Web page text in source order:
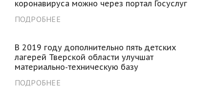
коронавируса можно через портал Госуслуг
ПОДРОБНЕЕ
В 2019 году дополнительно пять детских
лагерей Тверской области улучшат
материально-техническую базу
ПОДРОБНЕЕ